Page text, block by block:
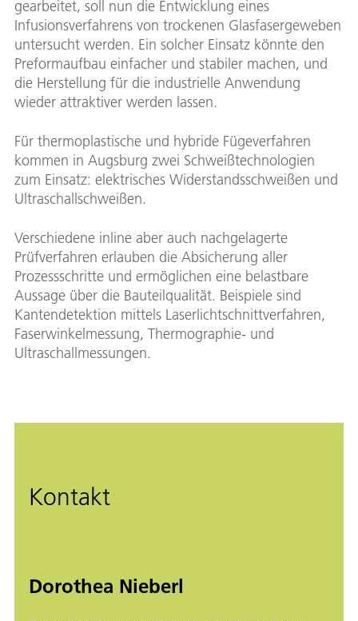
gearbeitet, soll nun die Entwicklung eines
Infusionsverfahrens von trockenen Glasfasergeweben
untersucht werden. Ein solcher Einsatz könnte den
Preformaufbau einfacher und stabiler machen, und
die Herstellung für die industrielle Anwendung
wieder attraktiver werden lassen.
Für thermoplastische und hybride Fügeverfahren
kommen in Augsburg zwei Schweißtechnologien
zum Einsatz: elektrisches Widerstandsschweißen und
Ultraschallschweißen.
Verschiedene inline aber auch nachgelagerte
Prüfverfahren erlauben die Absicherung aller
Prozessschritte und ermöglichen eine belastbare
Aussage über die Bauteilqualität. Beispiele sind
Kantendetektion mittels Laserlichtschnittverfahren,
Faserwinkelmessung, Thermographie- und
Ultraschallmessungen.
Kontakt
Dorothea Nieberl